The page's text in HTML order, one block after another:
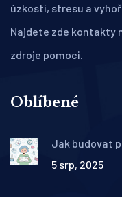
úzkosti, stresu a
Najdete zde kontakty
zdroje pomoci.
Oblíbené
Jak budovat
5 srp, 2025